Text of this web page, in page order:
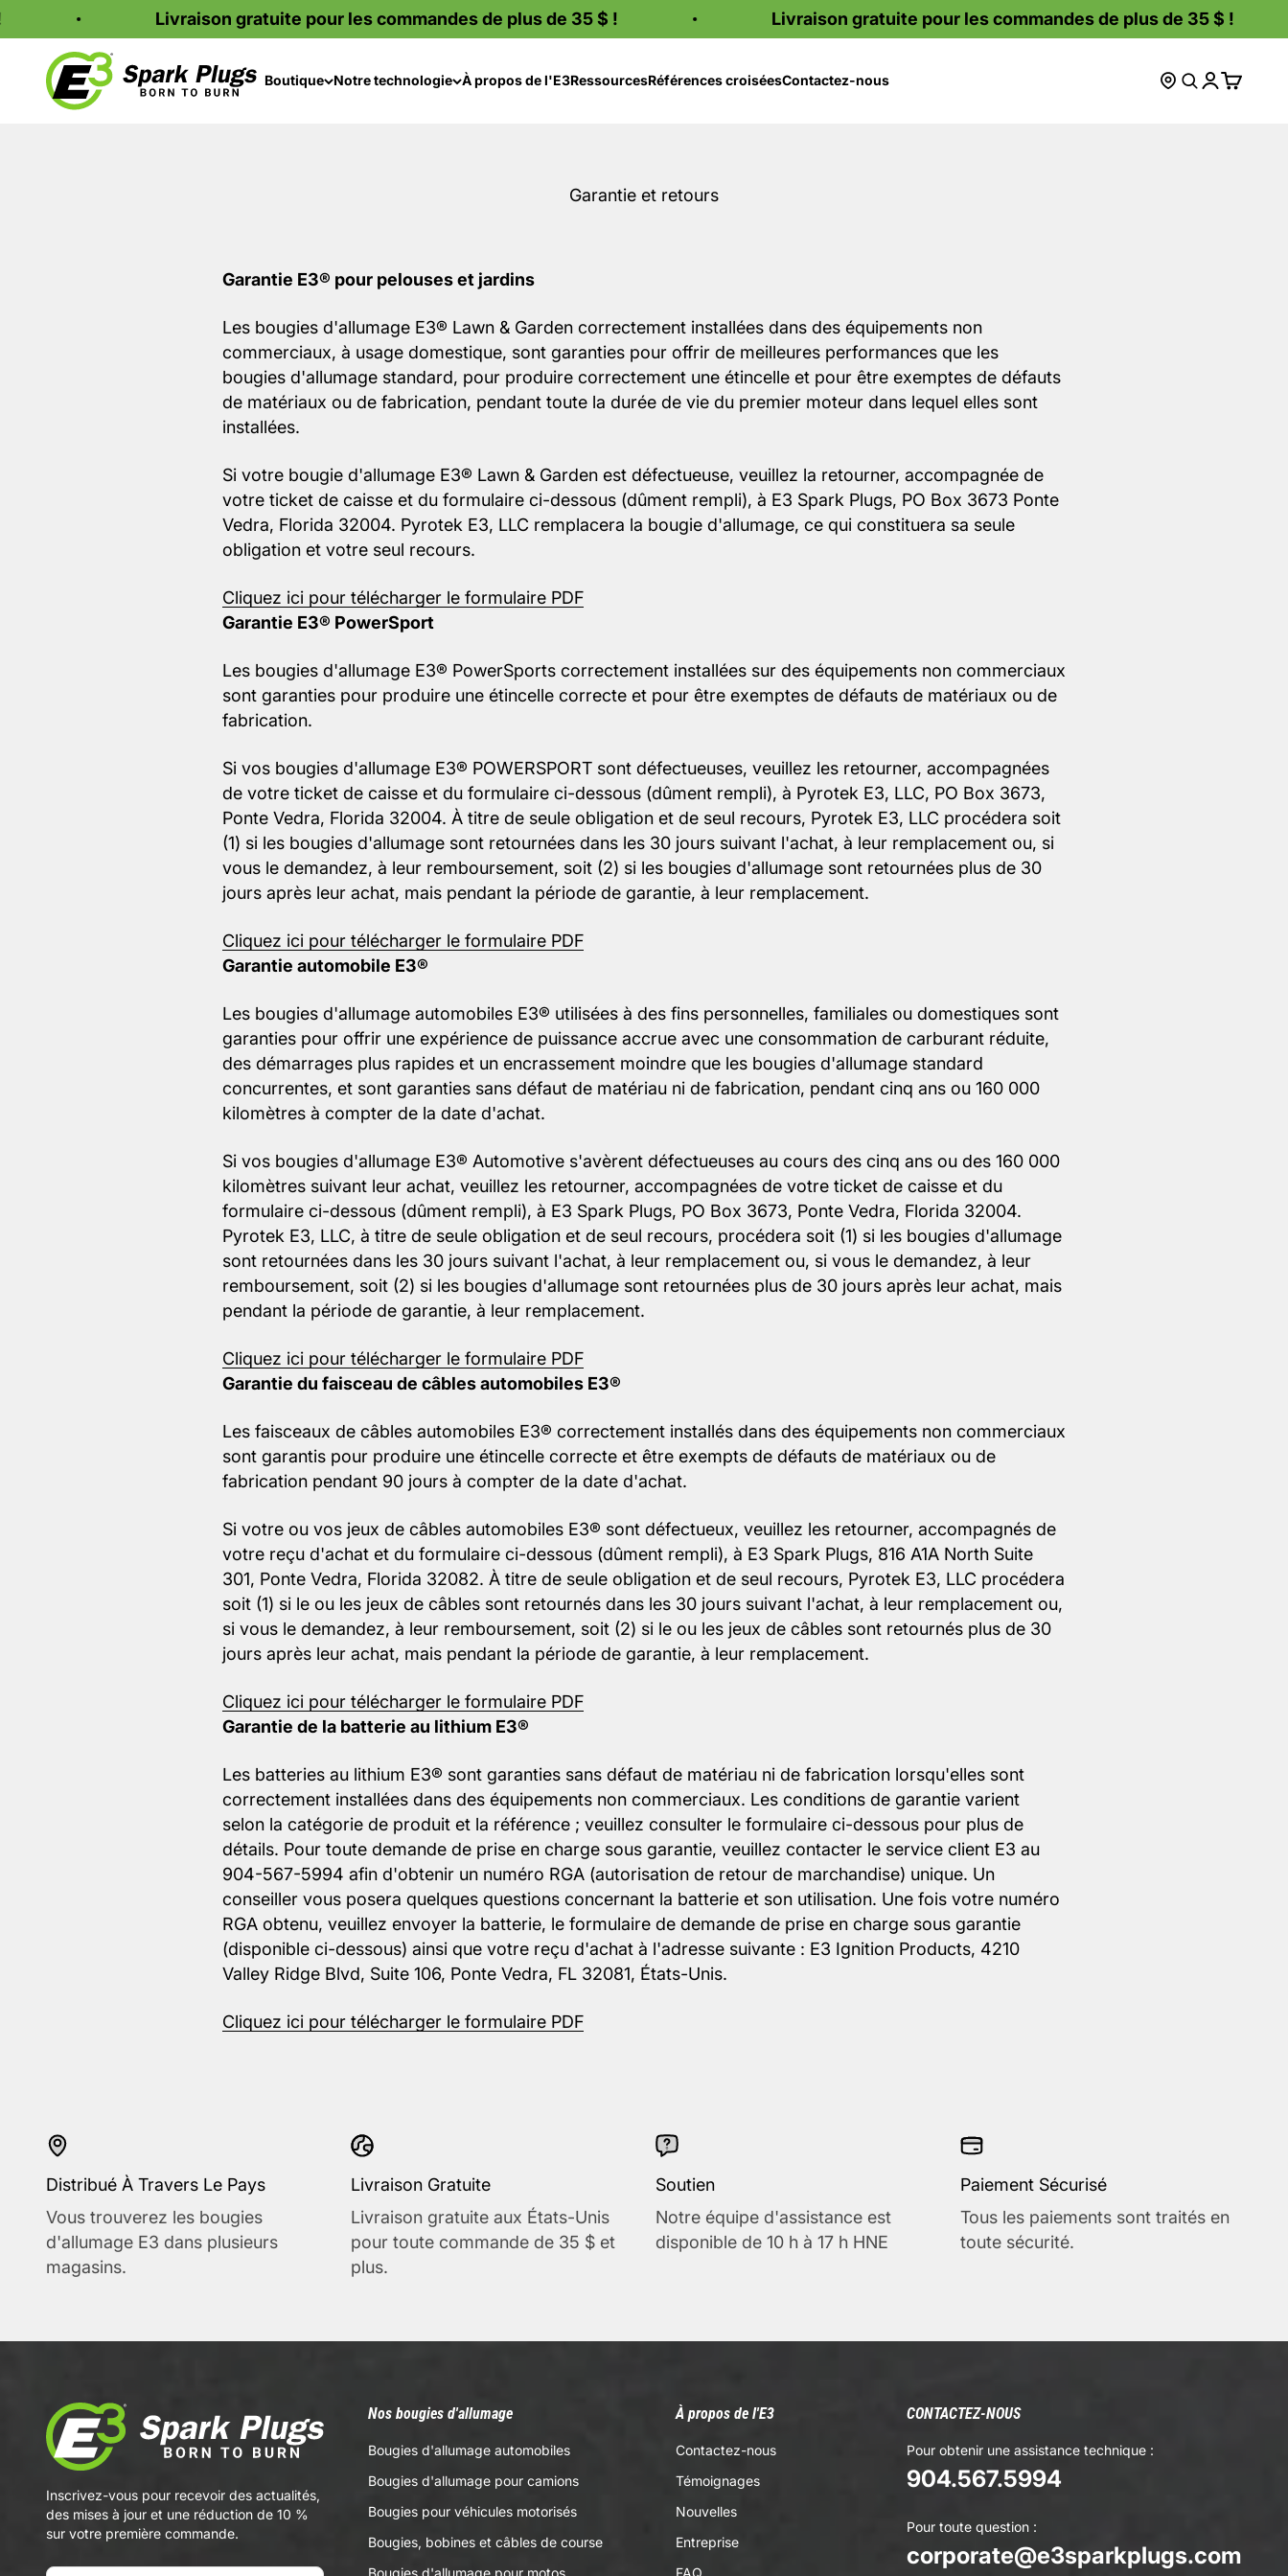
Passer au contenuLivraison gratuite pour les commandes de plus de 35 $ ! Livraison gratuite pour les commandes de plus de 35 $ !
Boutique Notre technologie À propos de l'E3RessourcesRéférences croiséesContactez-nous
Bougies d'allumage E3
Où acheter
Ouvrir la
Ouvrir le
Voir le
Garantie et retours
Garantie E3® pour pelouses et jardins
Les bougies d'allumage E3® Lawn & Garden correctement installées dans des équipements non
commerciaux, à usage domestique, sont garanties pour offrir de meilleures performances que les
bougies d'allumage standard, pour produire correctement une étincelle et pour être exemptes de défauts
de matériaux ou de fabrication, pendant toute la durée de vie du premier moteur dans lequel elles sont
installées.
Si votre bougie d'allumage E3® Lawn & Garden est défectueuse, veuillez la retourner, accompagnée de
votre ticket de caisse et du formulaire ci-dessous (dûment rempli), à E3 Spark Plugs, PO Box 3673 Ponte
Vedra, Florida 32004. Pyrotek E3, LLC remplacera la bougie d'allumage, ce qui constituera sa seule
obligation et votre seul recours.
Cliquez ici pour télécharger le formulaire PDF
Garantie E3® PowerSport
Les bougies d'allumage E3® PowerSports correctement installées sur des équipements non commerciaux
sont garanties pour produire une étincelle correcte et pour être exemptes de défauts de matériaux ou de
fabrication.
Si vos bougies d'allumage E3® POWERSPORT sont défectueuses, veuillez les retourner, accompagnées
de votre ticket de caisse et du formulaire ci-dessous (dûment rempli), à Pyrotek E3, LLC, PO Box 3673,
Ponte Vedra, Florida 32004. À titre de seule obligation et de seul recours, Pyrotek E3, LLC procédera soit
(1) si les bougies d'allumage sont retournées dans les 30 jours suivant l'achat, à leur remplacement ou, si
vous le demandez, à leur remboursement, soit (2) si les bougies d'allumage sont retournées plus de 30
jours après leur achat, mais pendant la période de garantie, à leur remplacement.
Cliquez ici pour télécharger le formulaire PDF
Garantie automobile E3®
Les bougies d'allumage automobiles E3® utilisées à des fins personnelles, familiales ou domestiques sont
garanties pour offrir une expérience de puissance accrue avec une consommation de carburant réduite,
des démarrages plus rapides et un encrassement moindre que les bougies d'allumage standard
concurrentes, et sont garanties sans défaut de matériau ni de fabrication, pendant cinq ans ou 160 000
kilomètres à compter de la date d'achat.
Si vos bougies d'allumage E3® Automotive s'avèrent défectueuses au cours des cinq ans ou des 160 000
kilomètres suivant leur achat, veuillez les retourner, accompagnées de votre ticket de caisse et du
formulaire ci-dessous (dûment rempli), à E3 Spark Plugs, PO Box 3673, Ponte Vedra, Florida 32004.
Pyrotek E3, LLC, à titre de seule obligation et de seul recours, procédera soit (1) si les bougies d'allumage
sont retournées dans les 30 jours suivant l'achat, à leur remplacement ou, si vous le demandez, à leur
remboursement, soit (2) si les bougies d'allumage sont retournées plus de 30 jours après leur achat, mais
pendant la période de garantie, à leur remplacement.
Cliquez ici pour télécharger le formulaire PDF
Garantie du faisceau de câbles automobiles E3®
Les faisceaux de câbles automobiles E3® correctement installés dans des équipements non commerciaux
sont garantis pour produire une étincelle correcte et être exempts de défauts de matériaux ou de
fabrication pendant 90 jours à compter de la date d'achat.
Si votre ou vos jeux de câbles automobiles E3® sont défectueux, veuillez les retourner, accompagnés de
votre reçu d'achat et du formulaire ci-dessous (dûment rempli), à E3 Spark Plugs, 816 A1A North Suite
301, Ponte Vedra, Florida 32082. À titre de seule obligation et de seul recours, Pyrotek E3, LLC procédera
soit (1) si le ou les jeux de câbles sont retournés dans les 30 jours suivant l'achat, à leur remplacement ou,
si vous le demandez, à leur remboursement, soit (2) si le ou les jeux de câbles sont retournés plus de 30
jours après leur achat, mais pendant la période de garantie, à leur remplacement.
Cliquez ici pour télécharger le formulaire PDF
Garantie de la batterie au lithium E3®
Les batteries au lithium E3® sont garanties sans défaut de matériau ni de fabrication lorsqu'elles sont
correctement installées dans des équipements non commerciaux. Les conditions de garantie varient
selon la catégorie de produit et la référence ; veuillez consulter le formulaire ci-dessous pour plus de
détails. Pour toute demande de prise en charge sous garantie, veuillez contacter le service client E3 au
904-567-5994 afin d'obtenir un numéro RGA (autorisation de retour de marchandise) unique. Un
conseiller vous posera quelques questions concernant la batterie et son utilisation. Une fois votre numéro
RGA obtenu, veuillez envoyer la batterie, le formulaire de demande de prise en charge sous garantie
(disponible ci-dessous) ainsi que votre reçu d'achat à l'adresse suivante : E3 Ignition Products, 4210
Valley Ridge Blvd, Suite 106, Ponte Vedra, FL 32081, États-Unis.
Cliquez ici pour télécharger le formulaire PDF
Distribué À Travers Le Pays
Vous trouverez les bougies
d'allumage E3 dans plusieurs
magasins.
Livraison Gratuite
Livraison gratuite aux États-Unis
pour toute commande de 35 $ et
plus.
Soutien
Notre équipe d'assistance est
disponible de 10 h à 17 h HNE
Paiement Sécurisé
Tous les paiements sont traités en
toute sécurité.
Inscrivez-vous pour recevoir des actualités,
des mises à jour et une réduction de 10 %
sur votre première commande.
Nos bougies d'allumage
Bougies d'allumage automobiles
Bougies d'allumage pour camions
Bougies pour véhicules motorisés
Bougies, bobines et câbles de course
Bougies d'allumage pour motos
À propos de l'E3
Contactez-nous
Témoignages
Nouvelles
Entreprise
FAQ
CONTACTEZ-NOUS
Pour obtenir une assistance technique :
904.567.5994
Pour toute question :
corporate@e3sparkplugs.com